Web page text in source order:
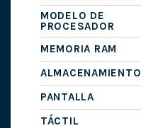
MODELO DE
PROCESADOR
MEMORIA RAM
ALMACENAMIENTO
PANTALLA
TÁCTIL